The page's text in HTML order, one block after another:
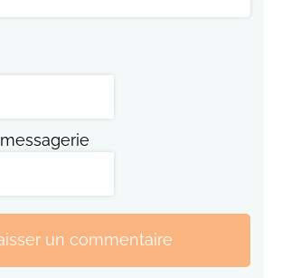
un commentaire